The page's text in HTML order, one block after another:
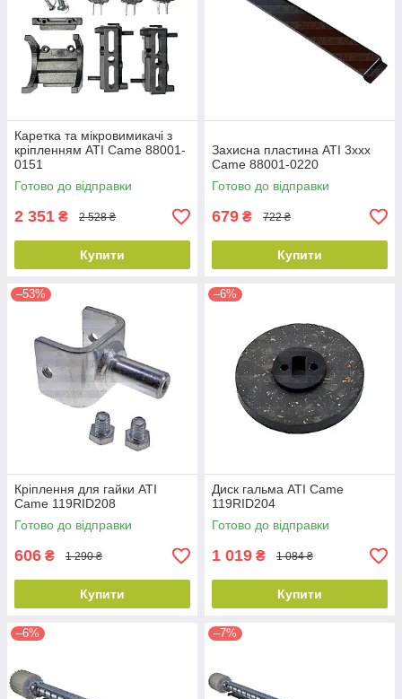
Каретка та мікровимикачі з
кріпленням ATI Came 88001-
0151
Готово до відправки
2 351 ₴ 2 528 ₴
Купити
Захисна пластина ATI 3xxx
Came 88001-0220
Готово до відправки
679 ₴ 722 ₴
Купити
–53%
Кріплення для гайки ATI
Came 119RID208
Готово до відправки
606 ₴ 1 290 ₴
Купити
–6%
Диск гальма ATI Came
119RID204
Готово до відправки
1 019 ₴ 1 084 ₴
Купити
–6% –7%